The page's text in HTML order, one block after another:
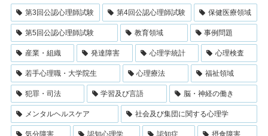
第3回公認心理師試験 第4回公認心理師試験 保健医療領域
第5回公認心理師試験 教育領域 事例問題
産業・組織 発達障害 心理学統計 心理検査
若手心理職・大学院生 心理療法 福祉領域
犯罪・司法 学習及び言語 脳・神経の働き
メンタルヘルスケア 社会及び集団に関する心理学